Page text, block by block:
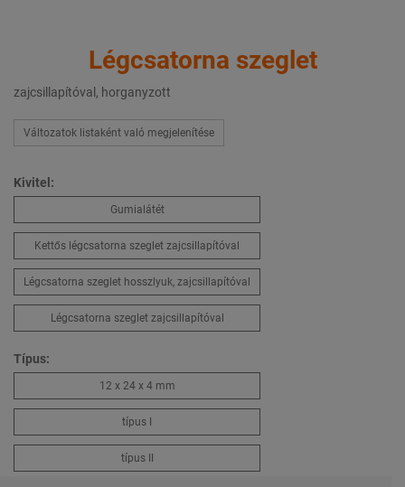
Légcsatorna szeglet
zajcsillapítóval, horganyzott
Változatok listaként való megjelenítése
Kivitel:
Gumialátét
Kettős légcsatorna szeglet zajcsillapítóval
Légcsatorna szeglet hosszlyuk, zajcsillapítóval
Légcsatorna szeglet zajcsillapítóval
Típus:
12 x 24 x 4 mm
típus I
típus II